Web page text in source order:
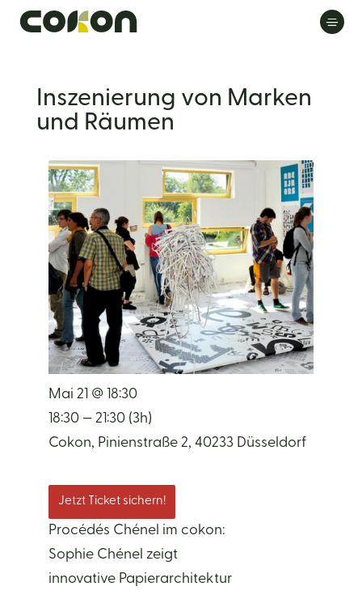
Inszenierung von Marken
und Räumen
Procédés Chénel im cokon:
Sophie Chénel zeigt
innovative Papierarchitektur
Mai 21 @ 18:30
18:30 — 21:30 (3h)
Cokon, Pinienstraße 2, 40233 Düsseldorf
Jetzt Ticket sichern!